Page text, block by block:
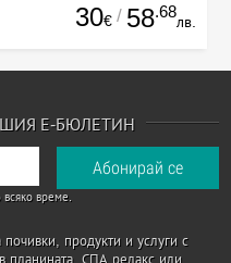
30€ / 58.68
лв.
Е-БЮЛЕТИН
време.
продукти и услуги с
планината, СПА релакс или